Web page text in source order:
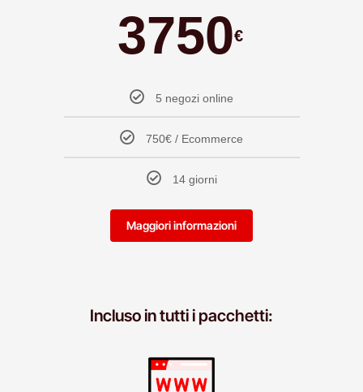
3750€
5 negozi online
750€ / Ecommerce
14 giorni
Maggiori informazioni
Incluso in tutti i pacchetti: